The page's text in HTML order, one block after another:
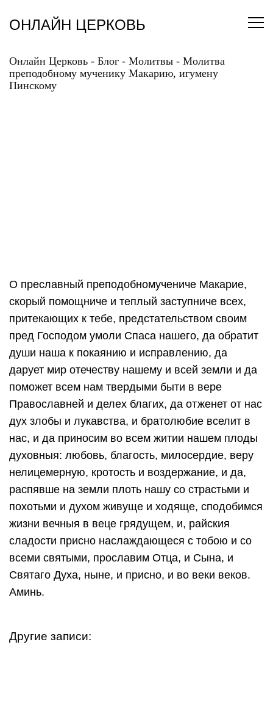
содержанию
ОНЛАЙН ЦЕРКОВЬ
Онлайн Церковь - Блог - Молитвы - Молитва
преподобному мученику Макарию, игумену
Пинскому
О преславный преподобномучениче Макарие,
скорый помощниче и теплый заступниче всех,
притекающих к тебе, предстательством своим
пред Господом умоли Спаса нашего, да обратит
души наша к покаянию и исправлению, да
дарует мир отечеству нашему и всей земли и да
поможет всем нам твердыми быти в вере
Православней и делех благих, да отженет от нас
дух злобы и лукавства, и братолюбие вселит в
нас, и да приносим во всем житии нашем плоды
духовныя: любовь, благость, милосердие, веру
нелицемерную, кротость и воздержание, и да,
распявше на земли плоть нашу со страстьми и
похотьми и духом живуще и ходяще, сподобимся
жизни вечныя в веце грядущем, и, райския
сладости присно наслаждающеся с тобою и со
всеми святыми, прославим Отца, и Сына, и
Святаго Духа, ныне, и присно, и во веки веков.
Аминь.
Другие записи: